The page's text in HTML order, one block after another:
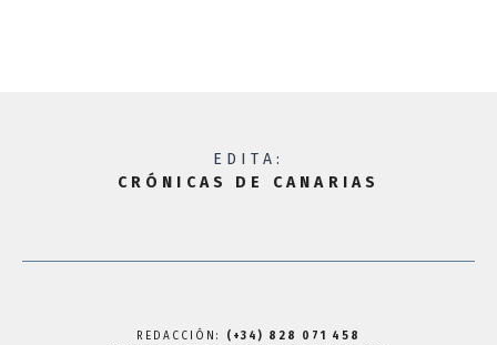
EDITA:
CRÓNICAS DE CANARIAS
REDACCIÓN: (+34) 828 071 458